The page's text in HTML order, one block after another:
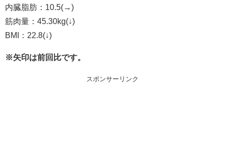
内臓脂肪：10.5(→)
筋肉量：45.30kg(↓)
BMI：22.8(↓)
※矢印は前回比です。
スポンサーリンク